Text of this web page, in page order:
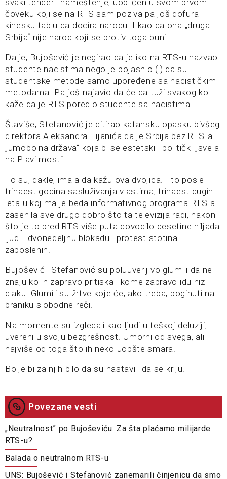
čoveku koji se na RTS sam poziva pa još dofura
kinesku tablu da docira narodu. I kao da ona „druga
Srbija“ nije narod koji se protiv toga buni.
Dalje, Bujošević je negirao da je iko na RTS-u nazvao
studente nacistima nego je pojasnio (!) da su
studentske metode samo upoređene sa nacističkim
metodama. Pa još najavio da će da tuži svakog ko
kaže da je RTS poredio studente sa nacistima.
Štaviše, Stefanović je citirao kafansku opasku bivšeg
direktora Aleksandra Tijanića da je Srbija bez RTS-a
„umobolna država“ koja bi se estetski i politički „svela
na Plavi most“.
To su, dakle, imala da kažu ova dvojica. I to posle
trinaest godina sasluživanja vlastima, trinaest dugih
leta u kojima je beda informativnog programa RTS-a
zasenila sve drugo dobro što ta televizija radi, nakon
što je to pred RTS više puta dovodilo desetine hiljada
ljudi i dvonedeljnu blokadu i protest stotina
zaposlenih.
Bujošević i Stefanović su poluuverljivo glumili da ne
znaju ko ih zapravo pritiska i kome zapravo idu niz
dlaku. Glumili su žrtve koje će, ako treba, poginuti na
braniku slobodne reči.
Na momente su izgledali kao ljudi u teškoj deluziji,
uvereni u svoju bezgrešnost. Umorni od svega, ali
najviše od toga što ih neko uopšte smara.
Bolje bi za njih bilo da su nastavili da se kriju.
Povezane vesti
„Neutralnost” po Bujoševiću: Za šta plaćamo milijarde
RTS-u?
Balada o neutralnom RTS-u
UNS: Bujošević i Stefanović zanemarili činjenicu da smo